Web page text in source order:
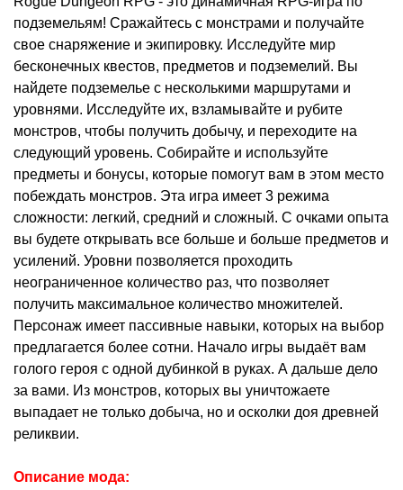
подземельям! Сражайтесь с монстрами и получайте
свое снаряжение и экипировку. Исследуйте мир
бесконечных квестов, предметов и подземелий. Вы
найдете подземелье с несколькими маршрутами и
уровнями. Исследуйте их, взламывайте и рубите
монстров, чтобы получить добычу, и переходите на
следующий уровень. Собирайте и используйте
предметы и бонусы, которые помогут вам в этом место
побеждать монстров. Эта игра имеет 3 режима
сложности: легкий, средний и сложный. С очками опыта
вы будете открывать все больше и больше предметов и
усилений. Уровни позволяется проходить
неограниченное количество раз, что позволяет
получить максимальное количество множителей.
Персонаж имеет пассивные навыки, которых на выбор
предлагается более сотни. Начало игры выдаёт вам
голого героя с одной дубинкой в руках. А дальше дело
за вами. Из монстров, которых вы уничтожаете
выпадает не только добыча, но и осколки доя древней
реликвии.
Описание мода: